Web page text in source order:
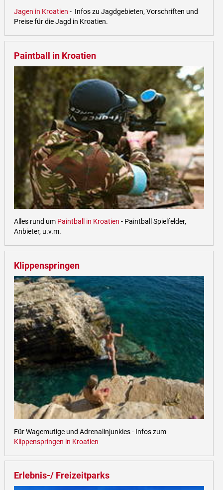
Jagen in Kroatien - Infos zu Jagdgebieten, Vorschriften und
Preise für die Jagd in Kroatien.
Paintball in Kroatien
Alles rund um Paintball in Kroatien - Paintball Spielfelder,
Anbieter, u.v.m.
Klippenspringen
Für Wagemutige und Adrenalinjunkies - Infos zum
Klippenspringen in Kroatien
Erlebnis-/ Freizeitparks